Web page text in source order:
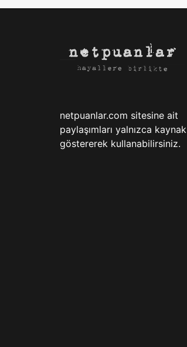
netpuanlar.com sitesine ait
paylaşımları yalnızca kaynak
göstererek kullanabilirsiniz.